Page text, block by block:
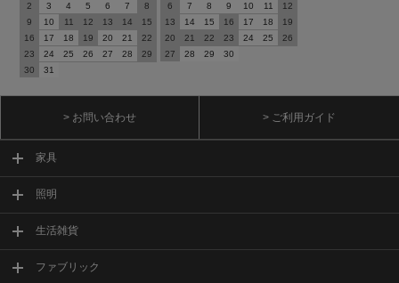
2
3 4 5 6 7
8
9
10 11 12 13 14
15
16
17 18 19 20 21
22
23
24 25 26 27 28
29
30
31
6
7 8 9 10 11
12
13
14 15 16 17 18
19
20
21 22 23 24 25
26
27
28 29 30
> お問い合わせ > ご利用ガイド
家具
照明
生活雑貨
ファブリック